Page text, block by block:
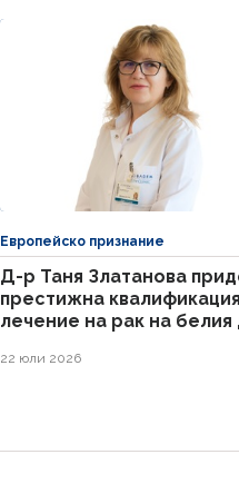
Европейско признание
Д-р Таня Златанова
престижна
лечение на рак на белия
22 юли 2026